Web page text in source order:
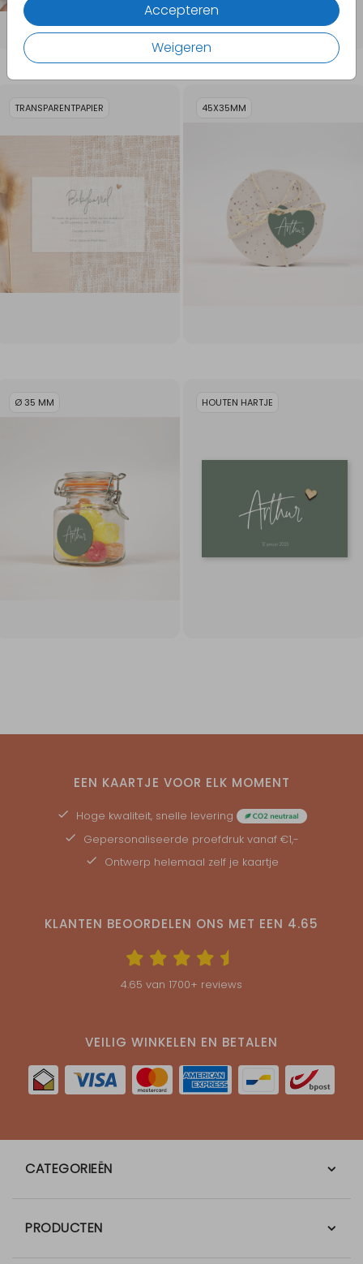
Accepteren
Weigeren
TRANSPARENTPAPIER 45X35MM
Ø 35 MM HOUTEN HARTJE
EEN KAARTJE VOOR ELK MOMENT
Hoge kwaliteit, snelle levering
Gepersonaliseerde proefdruk vanaf €1,-
Ontwerp helemaal zelf je kaartje
KLANTEN BEOORDELEN ONS MET EEN 4.65
4.65 van 1700+ reviews
VEILIG WINKELEN EN BETALEN
CATEGORIEËN
PRODUCTEN